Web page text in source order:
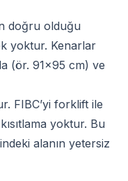
doğru olduğu
yoktur. Kenarlar
(ör. 91×95 cm) ve
FIBC’yi forklift ile
yoktur. Bu
alanın yetersiz